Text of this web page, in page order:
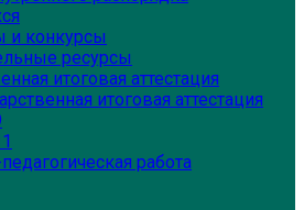
и конкурсы
ресурсы
итоговая аттестация
итоговая аттестация
работа